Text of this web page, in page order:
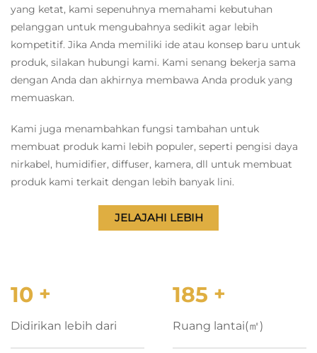
yang ketat, kami sepenuhnya memahami kebutuhan
pelanggan untuk mengubahnya sedikit agar lebih
kompetitif. Jika Anda memiliki ide atau konsep baru untuk
produk, silakan hubungi kami. Kami senang bekerja sama
dengan Anda dan akhirnya membawa Anda produk yang
memuaskan.
Kami juga menambahkan fungsi tambahan untuk
membuat produk kami lebih populer, seperti pengisi daya
nirkabel, humidifier, diffuser, kamera, dll untuk membuat
produk kami terkait dengan lebih banyak lini.
JELAJAHI LEBIH
10 +
Didirikan lebih dari
185 +
Ruang lantai(㎡)